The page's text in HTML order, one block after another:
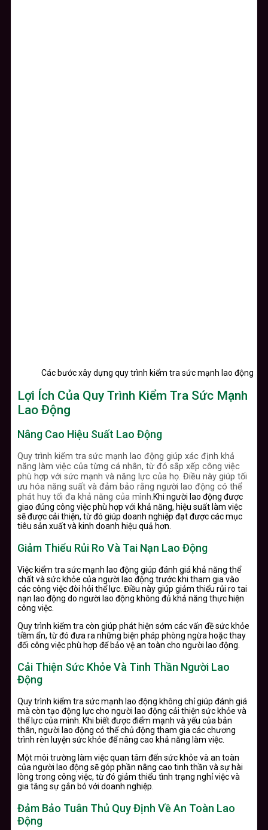
Các bước xây dựng quy trình kiểm tra sức mạnh lao động
Lợi Ích Của Quy Trình Kiểm Tra Sức Mạnh
Lao Động
Nâng Cao Hiệu Suất Lao Động
Quy trình kiểm tra sức mạnh lao động giúp xác định khả
năng làm việc của từng cá nhân, từ đó sắp xếp công việc
phù hợp với sức mạnh và năng lực của họ. Điều này giúp tối
ưu hóa năng suất và đảm bảo rằng người lao động có thể
phát huy tối đa khả năng của mình.Khi người lao động được
giao đúng công việc phù hợp với khả năng, hiệu suất làm việc
sẽ được cải thiện, từ đó giúp doanh nghiệp đạt được các mục
tiêu sản xuất và kinh doanh hiệu quả hơn.
Giảm Thiểu Rủi Ro Và Tai Nạn Lao Động
Việc kiểm tra sức mạnh lao động giúp đánh giá khả năng thể
chất và sức khỏe của người lao động trước khi tham gia vào
các công việc đòi hỏi thể lực. Điều này giúp giảm thiểu rủi ro tai
nạn lao động do người lao động không đủ khả năng thực hiện
công việc.
Quy trình kiểm tra còn giúp phát hiện sớm các vấn đề sức khỏe
tiềm ẩn, từ đó đưa ra những biện pháp phòng ngừa hoặc thay
đổi công việc phù hợp để bảo vệ an toàn cho người lao động.
Cải Thiện Sức Khỏe Và Tinh Thần Người Lao
Động
Quy trình kiểm tra sức mạnh lao động không chỉ giúp đánh giá
mà còn tạo động lực cho người lao động cải thiện sức khỏe và
thể lực của mình. Khi biết được điểm mạnh và yếu của bản
thân, người lao động có thể chủ động tham gia các chương
trình rèn luyện sức khỏe để nâng cao khả năng làm việc.
Một môi trường làm việc quan tâm đến sức khỏe và an toàn
của người lao động sẽ góp phần nâng cao tinh thần và sự hài
lòng trong công việc, từ đó giảm thiểu tình trạng nghỉ việc và
gia tăng sự gắn bó với doanh nghiệp.
Đảm Bảo Tuân Thủ Quy Định Về An Toàn Lao
Động